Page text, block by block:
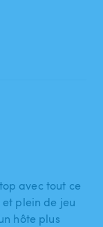
avec tout ce
plein de jeu
hôte plus